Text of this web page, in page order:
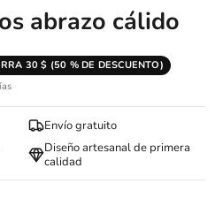
abrazo cálido
30 $ (50 % DE DESCUENTO)
Envío gratuito
Diseño artesanal de primera
calidad